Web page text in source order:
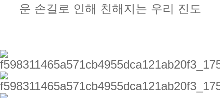
운 손길로 인해 친해지는 우리 진도